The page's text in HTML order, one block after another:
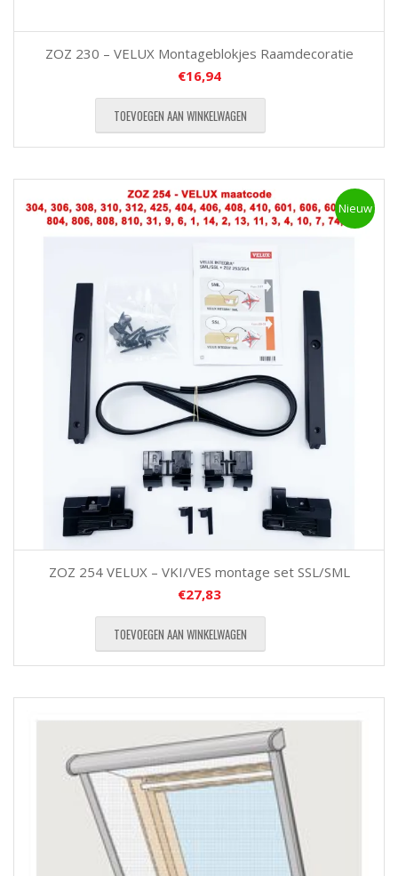
ZOZ 230 – VELUX Montageblokjes Raamdecoratie
€16,94
TOEVOEGEN AAN WINKELWAGEN
Nieuw
ZOZ 254 VELUX – VKI/VES montage set SSL/SML
€27,83
TOEVOEGEN AAN WINKELWAGEN